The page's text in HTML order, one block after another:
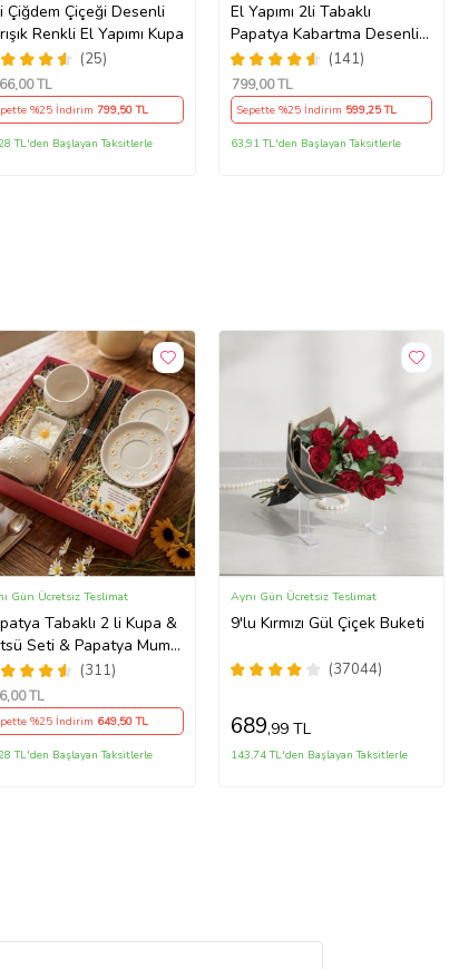
Renkli El Yapımı Kupa
(25)
,00 TL
%25 İndirim799,50 TL
TL'den Başlayan Taksitlerle
El Yapımı 2li Tabaklı
Papatya Kabartma Desenli
Beren Kupa - Seviyor
Sevmiyor
(141)
799,00 TL
Sepette %25 İndirim 599,25 TL
63,91 TL'den Başlayan Taksitlerle
Tabaklı 2 li Kupa &
Seti & Papatya Mum
Kart (311)
Gün Ücretsiz Teslimat
,00 TL
%25 İndirim 649,50 TL
TL'den Başlayan Taksitlerle
9'lu Kırmızı Gül Çiçek Buketi
(37044)
Aynı Gün Ücretsiz Teslimat
689,99 TL
143,74 TL'den Başlayan Taksitlerle